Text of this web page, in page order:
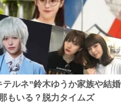
テルネ”鈴木ゆうか家族や結婚
もいる？脱力タイムズ